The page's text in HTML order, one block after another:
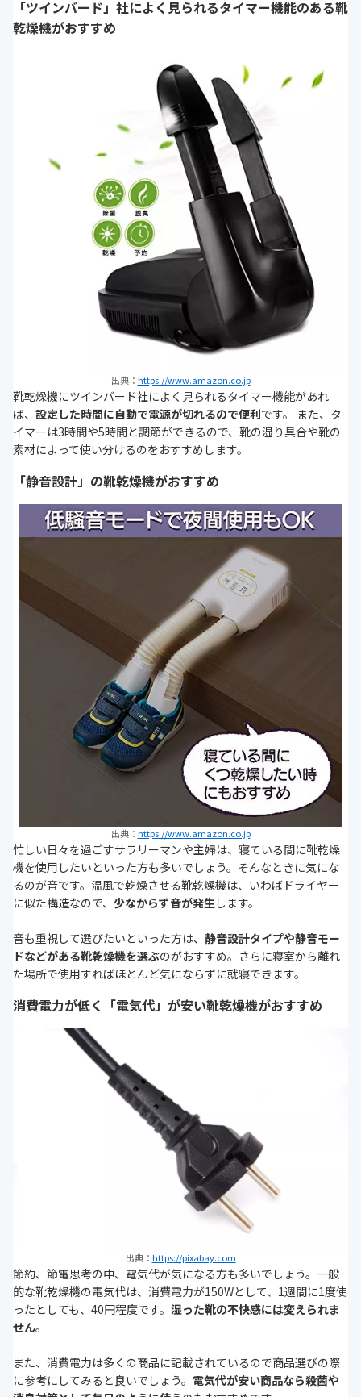
「ツインバード」社によく見られるタイマー機能のある靴
乾燥機がおすすめ
出典： https://www.amazon.co.jp
靴乾燥機にツインバード社によく見られるタイマー機能があれ
ば、 設定した時間に自動で電源が切れるので便利です。 また、タ
イマーは3時間や5時間と調節ができるので、靴の湿り具合や靴の
素材によって使い分けるのをおすすめします。
「静音設計」の靴乾燥機がおすすめ
出典： https://www.amazon.co.jp
忙しい日々を過ごすサラリーマンや主婦は、寝ている間に靴乾燥
機を使用したいといった方も多いでしょう。そんなときに気にな
るのが音です。温風で乾燥させる靴乾燥機は、いわばドライヤー
に似た構造なので、 少なからず音が発生します。
音も重視して選びたいといった方は、 静音設計タイプや静音モー
ドなどがある靴乾燥機を選ぶのがおすすめ。さらに寝室から離れ
た場所で使用すればほとんど気にならずに就寝できます。
消費電力が低く「電気代」が安い靴乾燥機がおすすめ
出典： https://pixabay.com
節約、節電思考の中、電気代が気になる方も多いでしょう。一般
的な靴乾燥機の電気代は、消費電力が150Wとして、1週間に1度使
ったとしても、40円程度です。 湿った靴の不快感には変えられま
せん。
また、消費電力は多くの商品に記載されているので商品選びの際
に参考にしてみると良いでしょう。 電気代が安い商品なら殺菌や